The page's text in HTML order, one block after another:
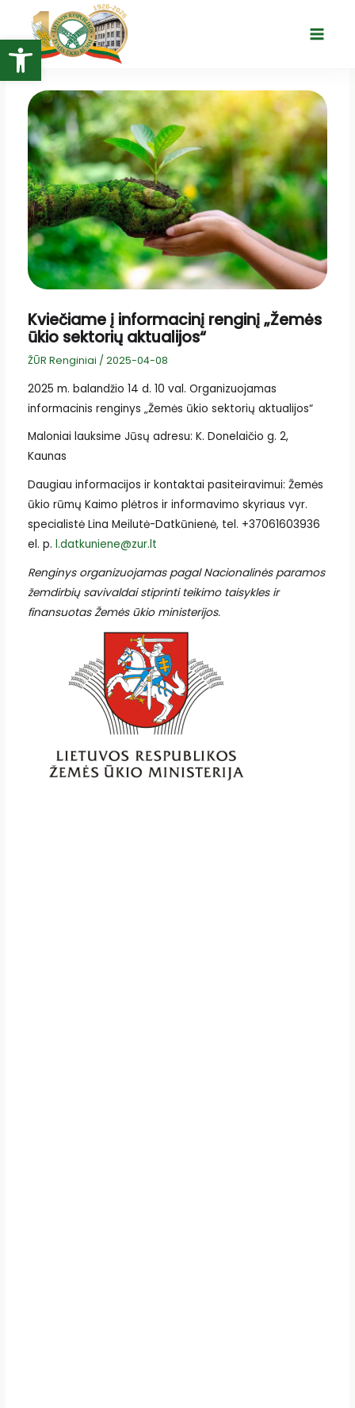
Open toolbar
turinio
Main
Kviečiame į informacinį renginį „Žemės
ūkio sektorių aktualijos“
ŽŪR Renginiai / 2025-04-08
2025 m. balandžio 14 d. 10 val. Organizuojamas
informacinis renginys „Žemės ūkio sektorių aktualijos“
Maloniai lauksime Jūsų adresu: K. Donelaičio g. 2,
Kaunas
Daugiau informacijos ir kontaktai pasiteiravimui: Žemės
ūkio rūmų Kaimo plėtros ir informavimo skyriaus vyr.
specialistė Lina Meilutė-Datkūnienė, tel. +37061603936
el. p. l.datkuniene@zur.lt
Renginys organizuojamas pagal Nacionalinės paramos
žemdirbių savivaldai stiprinti teikimo taisykles ir
finansuotas Žemės ūkio ministerijos.